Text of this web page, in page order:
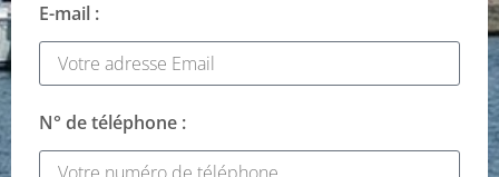
E-mail :
N° de téléphone :